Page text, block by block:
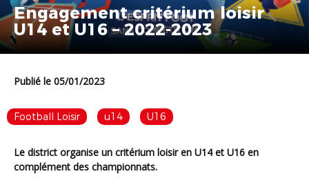
Engagement critérium loisir
U14 et U16 – 2022-2023
Publié le 05/01/2023
Football Loisir u14 U16
Le district organise un critérium loisir en U14 et U16 en
complément des championnats.